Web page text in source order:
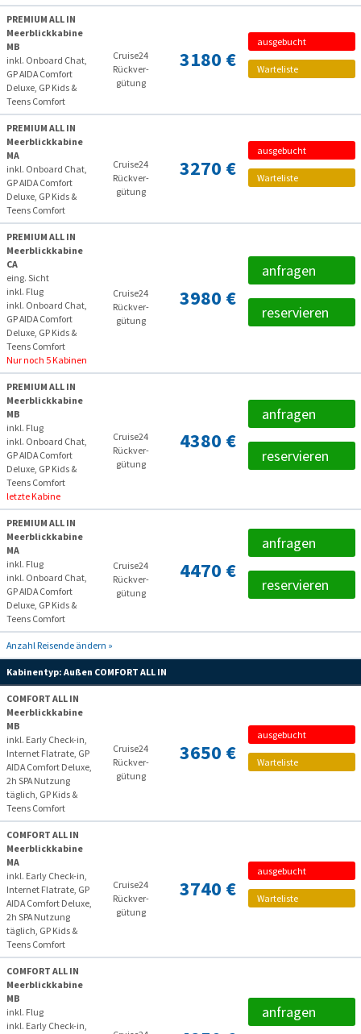
PREMIUM ALL IN
Meerblickkabine
MB
inkl. Onboard Chat,
GP AIDA Comfort
Deluxe, GP Kids &
Teens Comfort
Cruise24
Rückver­
gütung
3180 €
ausgebucht
Warteliste
PREMIUM ALL IN
Meerblickkabine
MA
inkl. Onboard Chat,
GP AIDA Comfort
Deluxe, GP Kids &
Teens Comfort
Cruise24
Rückver­
gütung
3270 €
ausgebucht
Warteliste
PREMIUM ALL IN
Meerblickkabine
CA
eing. Sicht
inkl. Flug
inkl. Onboard Chat,
GP AIDA Comfort
Deluxe, GP Kids &
Teens Comfort
Nur noch 5 Kabinen
Cruise24
Rückver­
gütung
3980 €
anfragen
reservieren
PREMIUM ALL IN
Meerblickkabine
MB
inkl. Flug
inkl. Onboard Chat,
GP AIDA Comfort
Deluxe, GP Kids &
Teens Comfort
letzte Kabine
Cruise24
Rückver­
gütung
4380 €
anfragen
reservieren
PREMIUM ALL IN
Meerblickkabine
MA
inkl. Flug
inkl. Onboard Chat,
GP AIDA Comfort
Deluxe, GP Kids &
Teens Comfort
Cruise24
Rückver­
gütung
4470 €
anfragen
reservieren
Anzahl Reisende ändern »
Kabinentyp: Außen COMFORT ALL IN
COMFORT ALL IN
Meerblickkabine
MB
inkl. Early Check-in,
Internet Flatrate, GP
AIDA Comfort Deluxe,
2h SPA Nutzung
täglich, GP Kids &
Teens Comfort
Cruise24
Rückver­
gütung
3650 €
ausgebucht
Warteliste
COMFORT ALL IN
Meerblickkabine
MA
inkl. Early Check-in,
Internet Flatrate, GP
AIDA Comfort Deluxe,
2h SPA Nutzung
täglich, GP Kids &
Teens Comfort
Cruise24
Rückver­
gütung
3740 €
ausgebucht
Warteliste
COMFORT ALL IN
Meerblickkabine
MB
inkl. Flug
inkl. Early Check-in,
anfragen